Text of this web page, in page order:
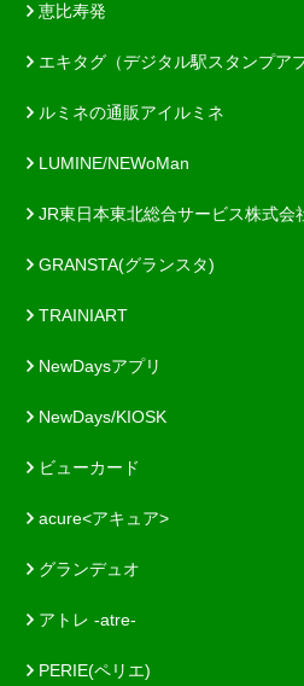
恵比寿発
エキタグ（デジタル駅スタンプア
ルミネの通販アイルミネ
LUMINE/NEWoMan
JR東日本東北総合サービス株式会
GRANSTA(グランスタ)
TRAINIART
NewDaysアプリ
NewDays/KIOSK
ビューカード
acure<アキュア>
グランデュオ
アトレ -atre-
PERIE(ペリエ)